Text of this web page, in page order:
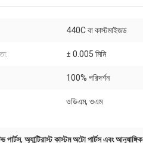
440C বা কাস্টমাইজড
± 0.005 মিমি
100% পরিদর্শন
ওডিএম, ওএম
পার্টস, অ্যান্টিরাস্ট কাস্টম অটো পার্টস এবং আনুষাঙ্গিক